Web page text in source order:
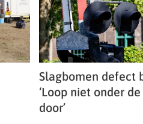
Slagbomen defect
‘Loop niet onder
door’